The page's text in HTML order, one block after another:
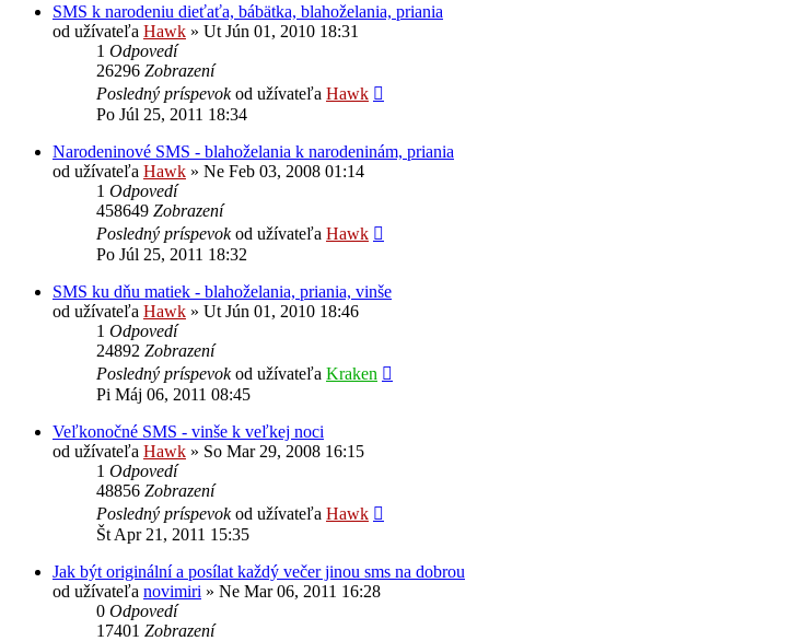
SMS k narodeniu dieťaťa, bábätka, blahoželania, priania
od užívateľa Hawk » Ut Jún 01, 2010 18:31
1 Odpovedí
26296 Zobrazení
Posledný príspevokod užívateľa Hawk
Po Júl 25, 2011 18:34
Narodeninové SMS - blahoželania k narodeninám, priania
od užívateľa Hawk » Ne Feb 03, 2008 01:14
1 Odpovedí
458649 Zobrazení
Posledný príspevokod užívateľa Hawk
Po Júl 25, 2011 18:32
SMS ku dňu matiek - blahoželania, priania, vinše
od užívateľa Hawk » Ut Jún 01, 2010 18:46
1 Odpovedí
24892 Zobrazení
Posledný príspevokod užívateľa Kraken
Pi Máj 06, 2011 08:45
Veľkonočné SMS - vinše k veľkej noci
od užívateľa Hawk » So Mar 29, 2008 16:15
1 Odpovedí
48856 Zobrazení
Posledný príspevokod užívateľa Hawk
Št Apr 21, 2011 15:35
Jak být originální a posílat každý večer jinou sms na dobrou
od užívateľa novimiri » Ne Mar 06, 2011 16:28
0 Odpovedí
17401 Zobrazení